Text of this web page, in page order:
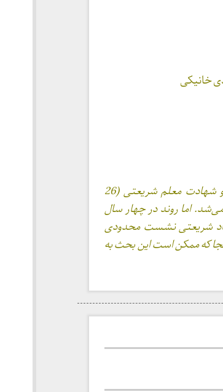
خانیکی
(پس از انقلاب سنت بر این بوده است که هر ساله به‌مناسبت هجرت و شهادت معلم شریعتی (26
می‌شد. اما روند در چهار سال
شریعتی نشست محدودی
که ممکن است این بحث به